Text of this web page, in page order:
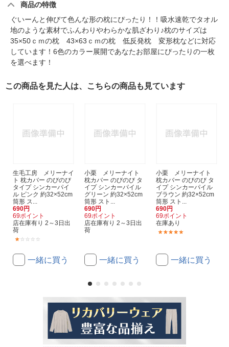
商品の特徴
ぐいーんと伸びて色んな形の枕にぴったり！！吸水速乾でタオル
地のような素材でふんわりやわらかな肌ざわり♪枕のサイズは
35×50ｃｍの枕 43×63ｃｍの枕 低反発枕 変形枕などに対応
しています！6色のカラー展開であなたお部屋にぴったりの一枚
を選べます！
この商品を見た人は、こちらの商品も見ています
生毛工房 メリーナイ
ト 枕カバー のびのび
タイプ シンカーパイ
ル ピンク 約32×52cm
筒形 ス...
690円
69ポイント
店在庫有り 2～3日出
荷
一緒に買う
小栗 メリーナイト
枕カバー のびのび タ
イプ シンカーパイル
グリーン 約32×52cm
筒形 スト...
690円
69ポイント
店在庫有り 2～3日出
荷
一緒に買う
小栗 メリーナイト
枕カバー のびのび タ
イプ シンカーパイル
ブラウン 約32×52cm
筒形 スト...
690円
69ポイント
在庫あり
一緒に買う